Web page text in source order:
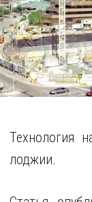
Технология
лоджии.